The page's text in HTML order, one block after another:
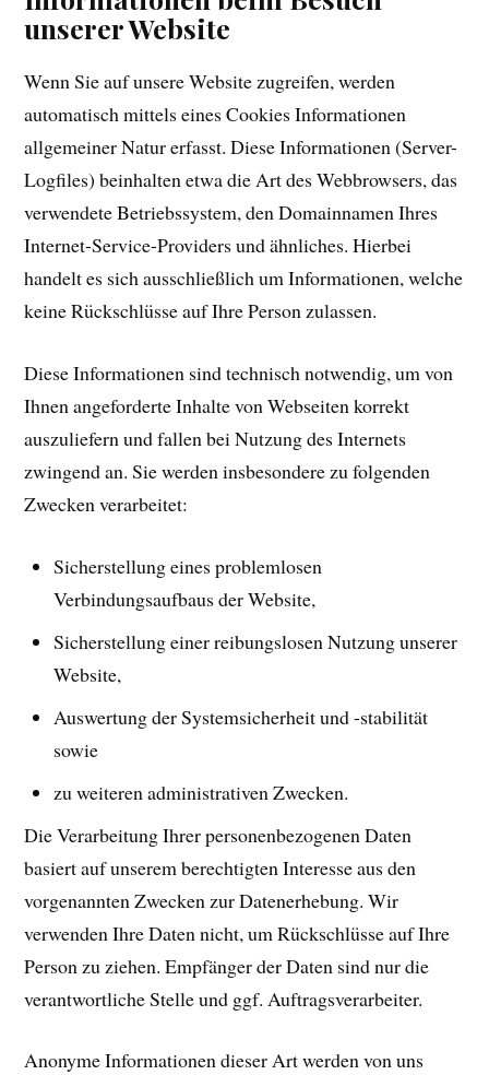
unserer Website
Wenn Sie auf unsere Website zugreifen, werden
automatisch mittels eines Cookies Informationen
allgemeiner Natur erfasst. Diese Informationen (Server-
Logfiles) beinhalten etwa die Art des Webbrowsers, das
verwendete Betriebssystem, den Domainnamen Ihres
Internet-Service-Providers und ähnliches. Hierbei
handelt es sich ausschließlich um Informationen, welche
keine Rückschlüsse auf Ihre Person zulassen.
Diese Informationen sind technisch notwendig, um von
Ihnen angeforderte Inhalte von Webseiten korrekt
auszuliefern und fallen bei Nutzung des Internets
zwingend an. Sie werden insbesondere zu folgenden
Zwecken verarbeitet:
Sicherstellung eines problemlosen
Verbindungsaufbaus der Website,
Sicherstellung einer reibungslosen Nutzung unserer
Website,
Auswertung der Systemsicherheit und -stabilität
sowie
zu weiteren administrativen Zwecken.
Die Verarbeitung Ihrer personenbezogenen Daten
basiert auf unserem berechtigten Interesse aus den
vorgenannten Zwecken zur Datenerhebung. Wir
verwenden Ihre Daten nicht, um Rückschlüsse auf Ihre
Person zu ziehen. Empfänger der Daten sind nur die
verantwortliche Stelle und ggf. Auftragsverarbeiter.
Anonyme Informationen dieser Art werden von uns